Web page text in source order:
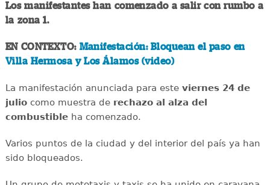
Los manifestantes han comenzado a salir con rumbo a
la zona 1.
EN CONTEXTO: Manifestación: Bloquean el paso en
Villa Hermosa y Los Álamos (video)
La manifestación anunciada para este viernes 24 de
juliocomo muestra de rechazo al alza del
combustibleha comenzado.
Varios puntos de la ciudad y del interior del país ya han
sido bloqueados.